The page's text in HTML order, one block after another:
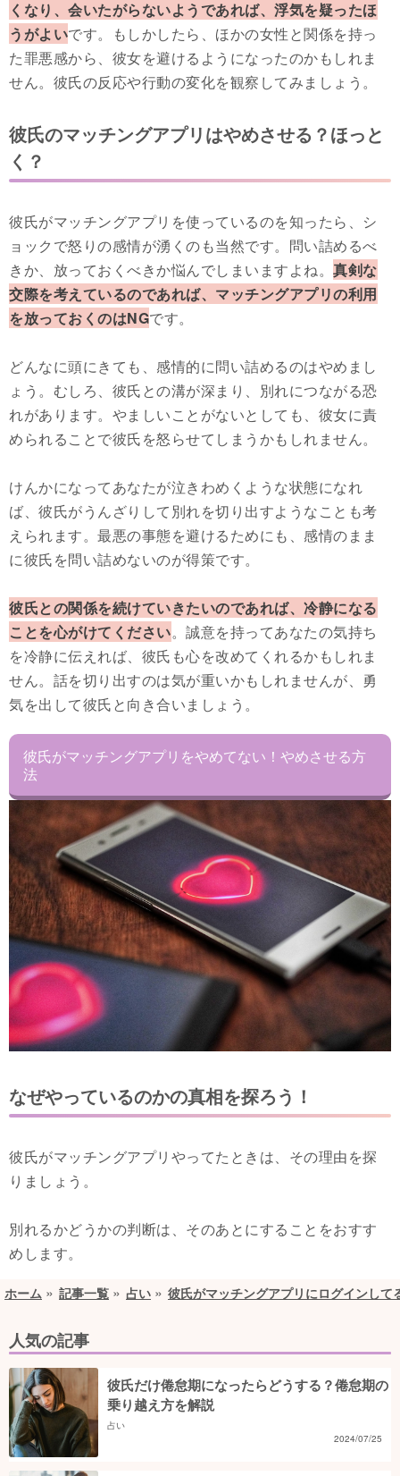
くなり、会いたがらないようであれば、浮気を疑ったほ
うがよいです。もしかしたら、ほかの女性と関係を持っ
た罪悪感から、彼女を避けるようになったのかもしれま
せん。彼氏の反応や行動の変化を観察してみましょう。
彼氏のマッチングアプリはやめさせる？ほっと
く？
彼氏がマッチングアプリを使っているのを知ったら、シ
ョックで怒りの感情が湧くのも当然です。問い詰めるべ
きか、放っておくべきか悩んでしまいますよね。 真剣な
交際を考えているのであれば、マッチングアプリの利用
を放っておくのはNGです。
どんなに頭にきても、感情的に問い詰めるのはやめまし
ょう。むしろ、彼氏との溝が深まり、別れにつながる恐
れがあります。やましいことがないとしても、彼女に責
められることで彼氏を怒らせてしまうかもしれません。
けんかになってあなたが泣きわめくような状態になれ
ば、彼氏がうんざりして別れを切り出すようなことも考
えられます。最悪の事態を避けるためにも、感情のまま
に彼氏を問い詰めないのが得策です。
彼氏との関係を続けていきたいのであれば、冷静になる
ことを心がけてください。誠意を持ってあなたの気持ち
を冷静に伝えれば、彼氏も心を改めてくれるかもしれま
せん。話を切り出すのは気が重いかもしれませんが、勇
気を出して彼氏と向き合いましょう。
彼氏がマッチングアプリをやめてない！やめさせる方
法
なぜやっているのかの真相を探ろう！
彼氏がマッチングアプリやってたときは、その理由を探
りましょう。
別れるかどうかの判断は、そのあとにすることをおすす
めします。
ホーム 記事一覧 占い 彼氏がマッチングアプリにログインして
人気の記事
彼氏だけ倦怠期になったらどうする？倦怠期の
乗り越え方を解説
占い
2024/07/25